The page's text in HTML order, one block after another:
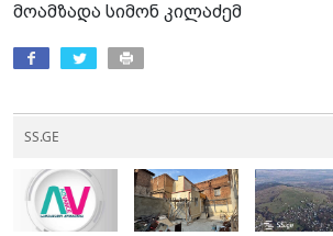
მოამზადა სიმონ კილაძემ
SS.GE